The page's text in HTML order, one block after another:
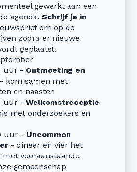
gewerkt aan een
agenda. Schrijf je in
om op de
zodra er nieuwe
geplaatst.
uur - Ontmoeting en
- kom samen met
en naasten
uur - Welkomstreceptie
met onderzoekers en
uur - Uncommon
- dineer en vier het
vooraanstaande
gemeenschap